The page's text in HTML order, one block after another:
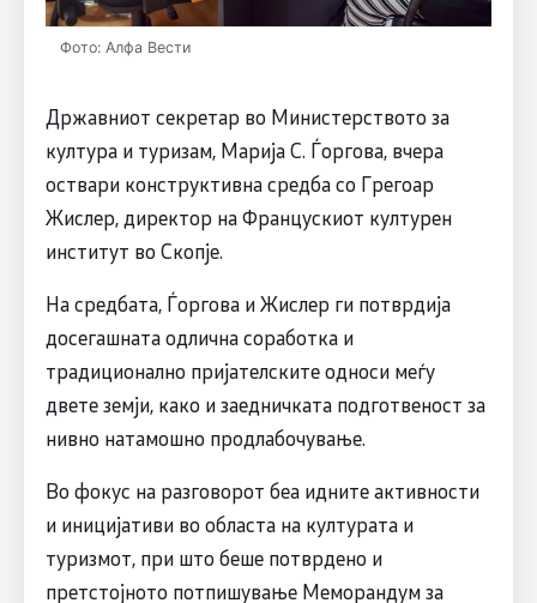
Фото: Алфа Вести
Државниот секретар во Министерството за
култура и туризам, Марија С. Ѓоргова, вчера
оствари конструктивна средба со Грегоар
Жислер, директор на Францускиот културен
институт во Скопје.
На средбата, Ѓоргова и Жислер ги потврдија
досегашната одлична соработка и
традиционално пријателските односи меѓу
двете земји, како и заедничката подготвеност за
нивно натамошно продлабочување.
Во фокус на разговорот беа идните активности
и иницијативи во областа на културата и
туризмот, при што беше потврдено и
претстојното потпишување Меморандум за